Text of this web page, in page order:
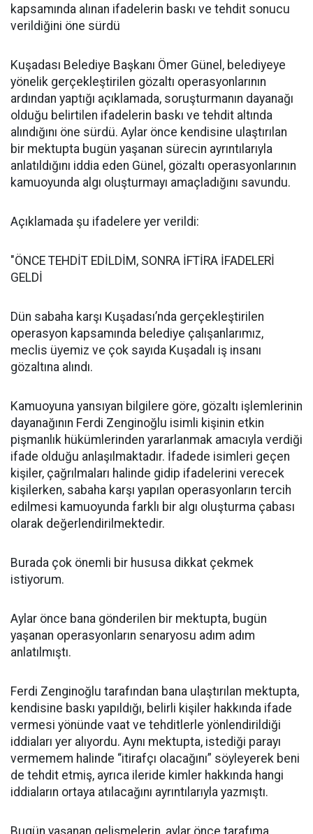
kapsamında alınan ifadelerin baskı ve tehdit sonucu
verildiğini öne sürdü
Kuşadası Belediye Başkanı Ömer Günel, belediyeye
yönelik gerçekleştirilen gözaltı operasyonlarının
ardından yaptığı açıklamada, soruşturmanın dayanağı
olduğu belirtilen ifadelerin baskı ve tehdit altında
alındığını öne sürdü. Aylar önce kendisine ulaştırılan
bir mektupta bugün yaşanan sürecin ayrıntılarıyla
anlatıldığını iddia eden Günel, gözaltı operasyonlarının
kamuoyunda algı oluşturmayı amaçladığını savundu.
Açıklamada şu ifadelere yer verildi:
"ÖNCE TEHDİT EDİLDİM, SONRA İFTİRA İFADELERİ
GELDİ
Dün sabaha karşı Kuşadası’nda gerçekleştirilen
operasyon kapsamında belediye çalışanlarımız,
meclis üyemiz ve çok sayıda Kuşadalı iş insanı
gözaltına alındı.
Kamuoyuna yansıyan bilgilere göre, gözaltı işlemlerinin
dayanağının Ferdi Zenginoğlu isimli kişinin etkin
pişmanlık hükümlerinden yararlanmak amacıyla verdiği
ifade olduğu anlaşılmaktadır. İfadede isimleri geçen
kişiler, çağrılmaları halinde gidip ifadelerini verecek
kişilerken, sabaha karşı yapılan operasyonların tercih
edilmesi kamuoyunda farklı bir algı oluşturma çabası
olarak değerlendirilmektedir.
Burada çok önemli bir hususa dikkat çekmek
istiyorum.
Aylar önce bana gönderilen bir mektupta, bugün
yaşanan operasyonların senaryosu adım adım
anlatılmıştı.
Ferdi Zenginoğlu tarafından bana ulaştırılan mektupta,
kendisine baskı yapıldığı, belirli kişiler hakkında ifade
vermesi yönünde vaat ve tehditlerle yönlendirildiği
iddiaları yer alıyordu. Aynı mektupta, istediği parayı
vermemem halinde “itirafçı olacağını” söyleyerek beni
de tehdit etmiş, ayrıca ileride kimler hakkında hangi
iddiaların ortaya atılacağını ayrıntılarıyla yazmıştı.
Bugün yaşanan gelişmelerin, aylar önce tarafıma